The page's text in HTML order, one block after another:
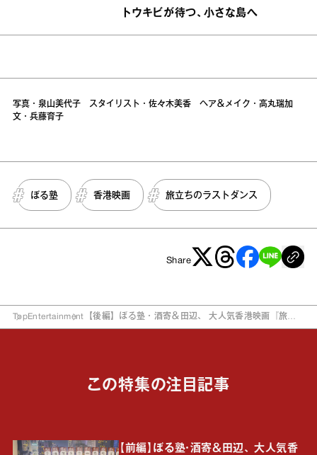
トウキビが待つ、小さな島へ
写真・泉山美代子 スタイリスト・佐々木美香 ヘア＆メイク・高丸瑞加
文・兵藤育子
ぼる塾 香港映画 旅立ちのラストダンス
Share
TopEntertainment 【後編】ぼる塾・酒寄＆田辺、 大人気香港映画『旅立
この特集の注目記事
【前編】ぼる塾・酒寄＆田辺、 大人気香